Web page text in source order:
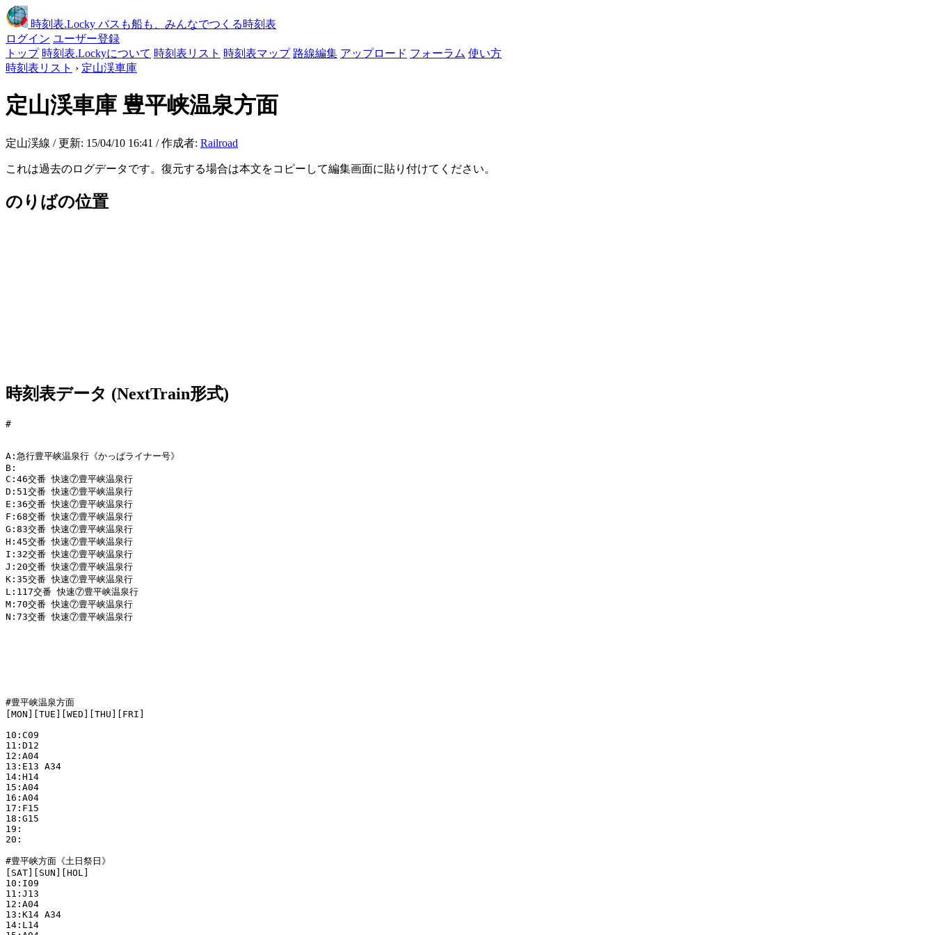
時刻表.Locky バスも船も、みんなでつくる時刻表
ログイン ユーザー登録
トップ 時刻表.Lockyについて 時刻表リスト 時刻表マップ 路線編集 アップロード フォーラム 使い方
時刻表リスト › 定山渓車庫
定山渓車庫 豊平峡温泉方面
定山渓線 / 更新: 15/04/10 16:41 / 作成者: Railroad
これは過去のログデータです。復元する場合は本文をコピーして編集画面に貼り付けてください。
のりばの位置
時刻表データ (NextTrain形式)
#
A:急行豊平峡温泉行《かっぱライナー号》
B:
C:46交番 快速⑦豊平峡温泉行
D:51交番 快速⑦豊平峡温泉行
E:36交番 快速⑦豊平峡温泉行
F:68交番 快速⑦豊平峡温泉行
G:83交番 快速⑦豊平峡温泉行
H:45交番 快速⑦豊平峡温泉行
I:32交番 快速⑦豊平峡温泉行
J:20交番 快速⑦豊平峡温泉行
K:35交番 快速⑦豊平峡温泉行
L:117交番 快速⑦豊平峡温泉行
M:70交番 快速⑦豊平峡温泉行
N:73交番 快速⑦豊平峡温泉行
#豊平峡温泉方面
[MON][TUE][WED][THU][FRI]
10:C09
11:D12
12:A04
13:E13 A34
14:H14
15:A04
16:A04
17:F15
18:G15
19:
20:
#豊平峡方面《土日祭日》
[SAT][SUN][HOL]
10:I09
11:J13
12:A04
13:K14 A34
14:L14